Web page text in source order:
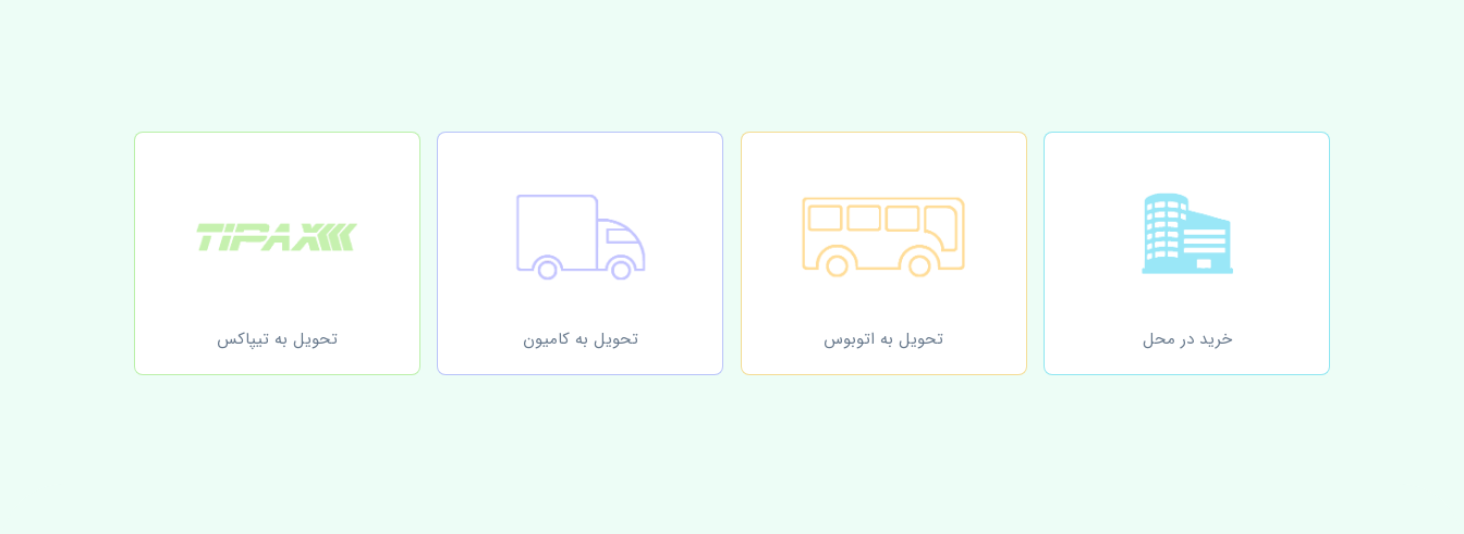
خرید در محل تحویل به اتوبوس تحویل به کامیون تحویل به تیپاکس